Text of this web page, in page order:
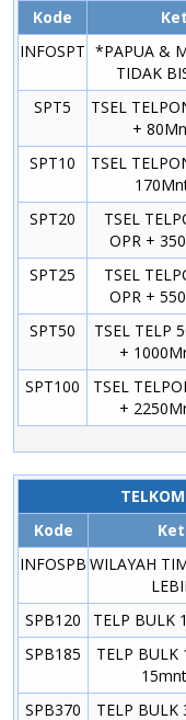
Kode
INFOSPT *PAPUA &
TIDAK
SPT5
TSEL
+
SPT10
TSEL
SPT20
TSEL
OPR +
SPT25
TSEL
OPR +
SPT50
TSEL TELP
+
SPT100
TSEL
+
Kode
INFOSPB WILAYAH
SPB120 TELP BULK
SPB185
TELP
SPB370
TELP